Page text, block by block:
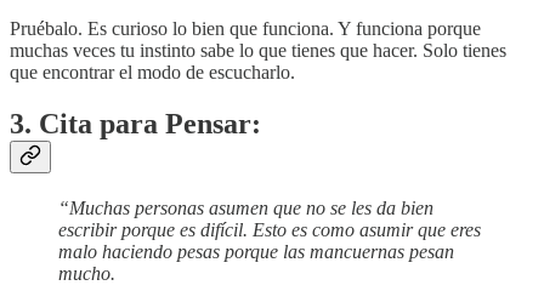
Pruébalo. Es curioso lo bien que funciona. Y funciona porque
muchas veces tu instinto sabe lo que tienes que hacer. Solo tienes
que encontrar el modo de escucharlo.
3. Cita para Pensar:
“Muchas personas asumen que no se les da bien
escribir porque es difícil. Esto es como asumir que eres
malo haciendo pesas porque las mancuernas pesan
mucho.